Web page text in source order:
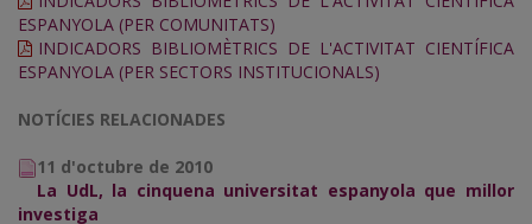
ESPANYOLA (PER COMUNITATS)
INDICADORS BIBLIOMÈTRICS DE L'ACTIVITAT CIENTÍFICA
ESPANYOLA (PER SECTORS INSTITUCIONALS)
NOTÍCIES RELACIONADES
11 d'octubre de 2010
La UdL, la cinquena universitat espanyola que millor
investiga